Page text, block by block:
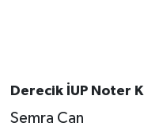
Derecik İUP Noter
Semra Can